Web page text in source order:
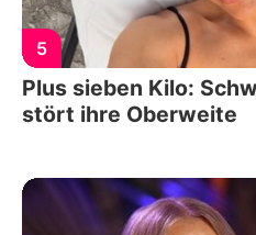
5
Plus sieben Kilo:
stört ihre Oberweite